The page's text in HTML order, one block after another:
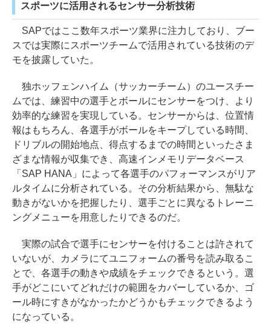
スポーツに活用されるセンサー分析技術
SAPではここ数年スポーツ業界に注力しており、ブー
スでは実際にスポーツチームで活用されている技術のデ
モを披露していた。
独ホッフェンハイム（サッカーチーム）のユースチー
ムでは、練習中の選手とボールにセンサーをつけ、より
効率的な練習を実現している。センサーからは、位置情
報はもちろん、各選手がボールをキープしている時間、
ドリブルの開始地点、得点するまでの時間といったさま
ざまな情報が収集でき、高速インメモリデータベース
「SAP HANA」によって各選手のパフォーマンスがリア
ルタイムに分析されている。その分析結果から、無駄な
動きがないかを把握したり、選手ごとに異なるトレーニ
ングメニューを用意したりできるのだ。
実際の試合で選手にセンサーを付けることは許されて
いないが、カメラにてユニフォームの番号を読み取るこ
とで、各選手の動きや成績をチェックできるという。選
手がどこにいてどれだけの範囲をカバーしているか、ゴ
ール時にすきがなかったかどうかもチェックできるよう
になっている。